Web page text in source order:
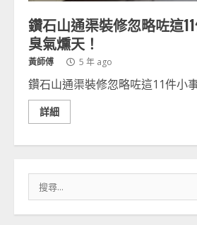
鑽石山通渠裝修忽略咗這
臭氣燻天！
黃師傅 5 年 ago
鑽石山通渠裝修忽略咗這11件小
詳細
尋
關